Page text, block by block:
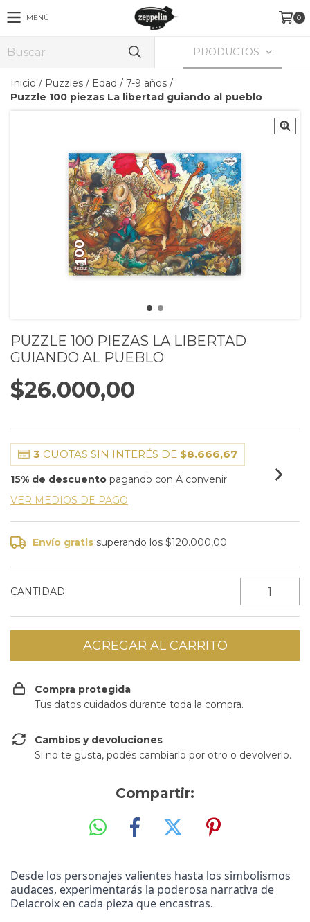
MENÚ 0
PRODUCTOS
Inicio / Puzzles / Edad / 7-9 años /
Puzzle 100 piezas La libertad guiando al pueblo
PUZZLE 100 PIEZAS LA LIBERTAD
GUIANDO AL PUEBLO
$26.000,00
3 CUOTAS SIN INTERÉS DE $8.666,67
15% de descuento pagando con A convenir
VER MEDIOS DE PAGO
Envío gratis superando los$120.000,00
CANTIDAD
Compra protegida
Tus datos cuidados durante toda la compra.
Cambios y devoluciones
Si no te gusta, podés cambiarlo por otro o devolverlo.
Compartir:
Desde los personajes valientes hasta los simbolismos
audaces, experimentarás la poderosa narrativa de
Delacroix en cada pieza que encastras.